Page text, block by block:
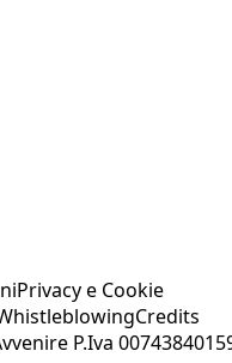
Privacy e Cookie
Credits
P.Iva